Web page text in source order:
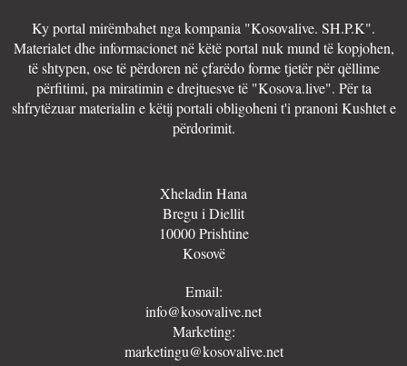
Ky portal mirëmbahet nga kompania "Kosovalive. SH.P.K".
Materialet dhe informacionet në këtë portal nuk mund të kopjohen,
të shtypen, ose të përdoren në çfarëdo forme tjetër për qëllime
përfitimi, pa miratimin e drejtuesve të "Kosova.live". Për ta
shfrytëzuar materialin e këtij portali obligoheni t'i pranoni Kushtet e
përdorimit.
Xheladin Hana
Bregu i Diellit
10000 Prishtine
Kosovë
Email:
info@kosovalive.net
Marketing:
marketingu@kosovalive.net